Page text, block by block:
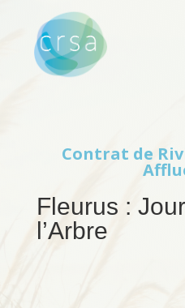
Contrat de
Fleurus :
l’Arbre